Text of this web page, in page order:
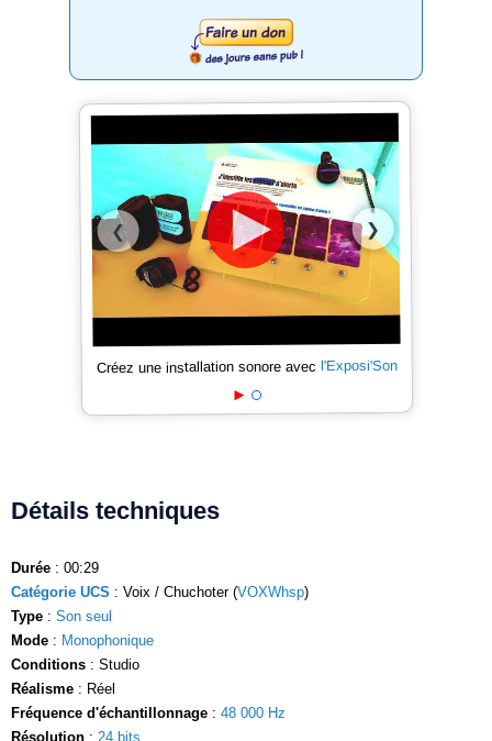
❮ ❯
Créez une installation sonore avec l'Exposi'Son
Détails techniques
Durée : 00:29
Catégorie UCS : Voix / Chuchoter (VOXWhsp)
Type : Son seul
Mode : Monophonique
Conditions : Studio
Réalisme : Réel
Fréquence d'échantillonnage : 48 000 Hz
Résolution : 24 bits